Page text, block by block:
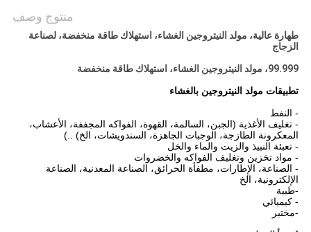
منتوج وصف
طهارة عالية، مولد النيتروجين الغشاء، استهلاك طاقة منخفضة، لصناعة
الزجاج
99.999، مولد النيتروجين الغشاء، استهلاك طاقة منخفضة
تطبيقات مولد النيتروجين بالغشاء
- النفط
- تغليف الأغذية (الجبن، السالمة، القهوة، الفواكه المجففة، الأعشاب،
المعكرونة الطازجة، الوجبات الجاهزة، السندويشات، الخ) ..)
- تعبئة النبيذ والزيت والماء والخل
- مواد تخزين وتغليف الفواكه والخضروات
- الصناعة، الإطارات، مطفأة الحرائق، الصناعة المعدنية، الصناعة
الإلكترونية، الخ
-طبية
- كيميائي
-مختبر